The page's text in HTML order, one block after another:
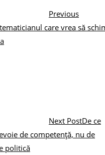
Previous
care vrea să
Next PostDe ce
de competență, nu de
politică